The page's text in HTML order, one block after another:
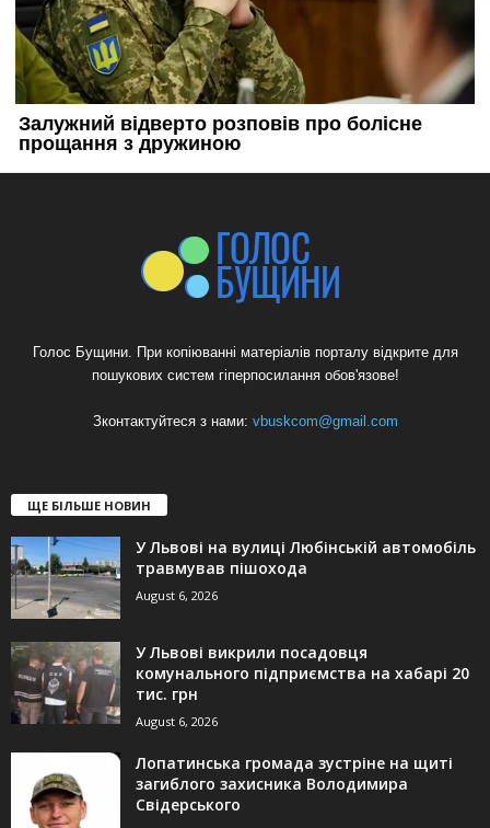
Голос Бущини. При копіюванні матеріалів порталу відкрите для
пошукових систем гіперпосилання обов'язове!
Зконтактуйтеся з нами: vbuskcom@gmail.com
ЩЕ БІЛЬШЕ НОВИН
У Львові на вулиці Любінській автомобіль
травмував пішохода
August 6, 2026
У Львові викрили посадовця
комунального підприємства на хабарі 20
тис. грн
August 6, 2026
Лопатинська громада зустріне на щиті
загиблого захисника Володимира
Свідерського